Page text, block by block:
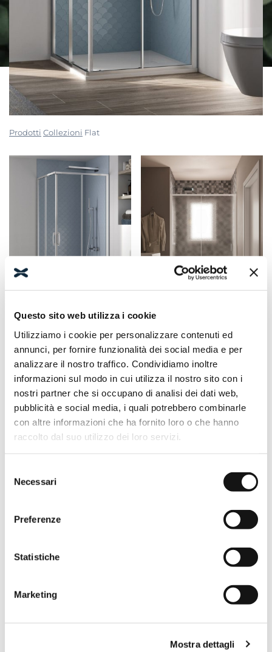
Questo sito web utilizza i cookie
Utilizziamo i cookie per personalizzare contenuti ed
annunci, per fornire funzionalità dei social media e per
analizzare il nostro traffico. Condividiamo inoltre
informazioni sul modo in cui utilizza il nostro sito con i
nostri partner che si occupano di analisi dei dati web,
pubblicità e social media, i quali potrebbero combinarle
con altre informazioni che ha fornito loro o che hanno
raccolto dal suo utilizzo dei loro servizi.
delNecessari
Preferenze
Statistiche
Marketing
Mostra dettagli
Prodotti Collezioni Flat
FLAT A + A
Cabina doccia con doppia
anta scorrevole e 7 cm di
regolazione.
FLAT SC1
Box doccia in nicchia con
porta scorrevole.
VAI AL PRODOTTO
Cabina doccia semicircolare